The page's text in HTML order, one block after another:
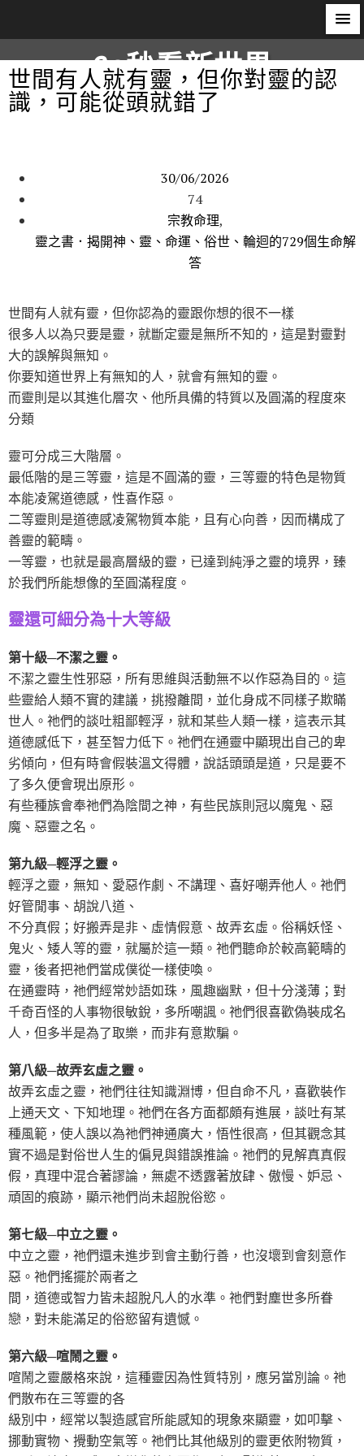
60秒看新世界
柿子文化
世間有人就有靈，但你對靈的認
識，可能從頭就錯了
30/06/2026
74
宗教命理,
靈之書．揭開神、靈、命運、俗世、輪迴的729個生命解
答
世間有人就有靈，但你認為的靈跟你想的很不一樣
很多人以為只要是靈，就斷定靈是無所不知的，這是對靈對
大的誤解與無知。
你要知道世界上有無知的人，就會有無知的靈。
而靈則是以其進化層次、他所具備的特質以及圓滿的程度來
分類
靈可分成三大階層。
最低階的是三等靈，這是不圓滿的靈，三等靈的特色是物質
本能凌駕道德感，性喜作惡。
二等靈則是道德感凌駕物質本能，且有心向善，因而構成了
善靈的範疇。
一等靈，也就是最高層級的靈，已達到純淨之靈的境界，臻
於我們所能想像的至圓滿程度。
靈還可細分為十大等級
第十級─不潔之靈。
不潔之靈生性邪惡，所有思維與活動無不以作惡為目的。這
些靈給人類不實的建議，挑撥離間，並化身成不同樣子欺瞞
世人。祂們的談吐粗鄙輕浮，就和某些人類一樣，這表示其
道德感低下，甚至智力低下。祂們在通靈中顯現出自己的卑
劣傾向，但有時會假裝溫文得體，說話頭頭是道，只是要不
了多久便會現出原形。
有些種族會奉祂們為陰間之神，有些民族則冠以魔鬼、惡
魔、惡靈之名。
第九級─輕浮之靈。
輕浮之靈，無知、愛惡作劇、不講理、喜好嘲弄他人。祂們
好管閒事、胡說八道、
不分真假；好搬弄是非、虛情假意、故弄玄虛。俗稱妖怪、
鬼火、矮人等的靈，就屬於這一類。祂們聽命於較高範疇的
靈，後者把祂們當成僕從一樣使喚。
在通靈時，祂們經常妙語如珠，風趣幽默，但十分淺薄；對
千奇百怪的人事物很敏銳，多所嘲諷。祂們很喜歡偽裝成名
人，但多半是為了取樂，而非有意欺騙。
第八級─故弄玄虛之靈。
故弄玄虛之靈，祂們往往知識淵博，但自命不凡，喜歡裝作
上通天文、下知地理。祂們在各方面都頗有進展，談吐有某
種風範，使人誤以為祂們神通廣大，悟性很高，但其觀念其
實不過是對俗世人生的偏見與錯誤推論。祂們的見解真真假
假，真理中混合著謬論，無處不透露著放肆、傲慢、妒忌、
頑固的痕跡，顯示祂們尚未超脫俗慾。
第七級─中立之靈。
中立之靈，祂們還未進步到會主動行善，也沒壞到會刻意作
惡。祂們搖擺於兩者之
間，道德或智力皆未超脫凡人的水準。祂們對塵世多所眷
戀，對未能滿足的俗慾留有遺憾。
第六級─喧鬧之靈。
喧鬧之靈嚴格來說，這種靈因為性質特別，應另當別論。祂
們散布在三等靈的各
級別中，經常以製造感官所能感知的現象來顯靈，如叩擊、
挪動實物、攪動空氣等。祂們比其他級別的靈更依附物質，